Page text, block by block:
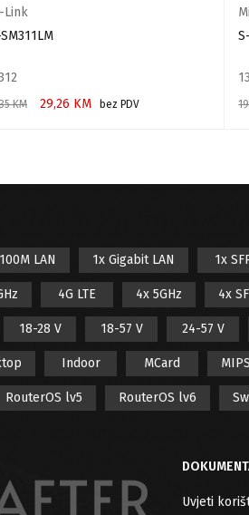
Link
KM 29,26 KM
bez PDV
LAN 1x Gigabit LAN 1x
4G LTE 4x 5GHz 4x
18-28 V 18-57 V 24-57 V
Indoor MCard
RouterOS lv5 RouterOS lv6
Uvjeti